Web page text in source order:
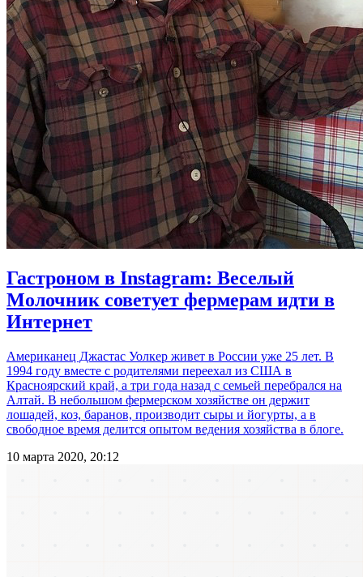
Гастроном в Instagram: Веселый
Молочник советует фермерам идти в
Интернет
Американец Джастас Уолкер живет в России уже 25 лет. В
1994 году вместе с родителями переехал из США в
Красноярский край, а три года назад с семьей перебрался на
Алтай. В небольшом фермерском хозяйстве он держит
лошадей, коз, баранов, производит сыры и йогурты, а в
свободное время делится опытом ведения хозяйства в блоге.
10 марта 2020, 20:12